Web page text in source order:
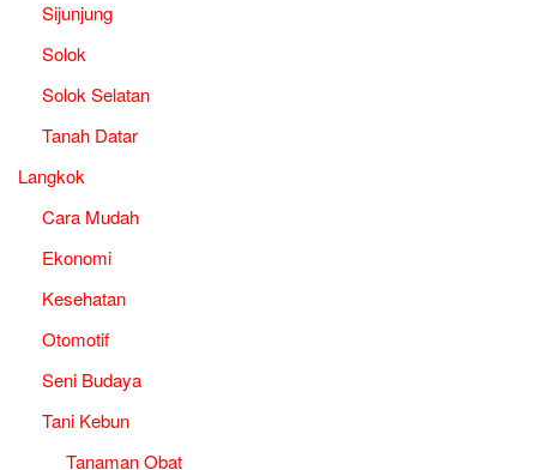
Sijunjung
Solok
Solok Selatan
Tanah Datar
Langkok
Cara Mudah
Ekonomi
Kesehatan
Otomotif
Seni Budaya
Tani Kebun
Tanaman Obat